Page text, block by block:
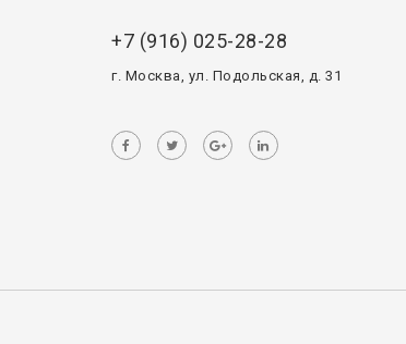
+7 (916) 025-28-28
г. Москва, ул. Подольская, д. 31